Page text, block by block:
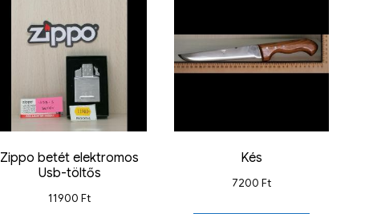
Zippo betét elektromos
Usb-töltős
11900Ft
Kés
7200 Ft